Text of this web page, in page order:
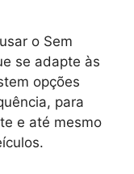
o Sem
se adapte às
opções
para
e até mesmo